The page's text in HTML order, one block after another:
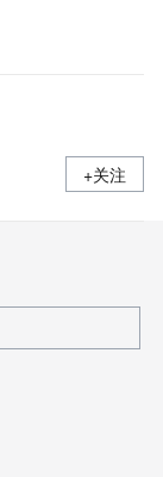
+关注